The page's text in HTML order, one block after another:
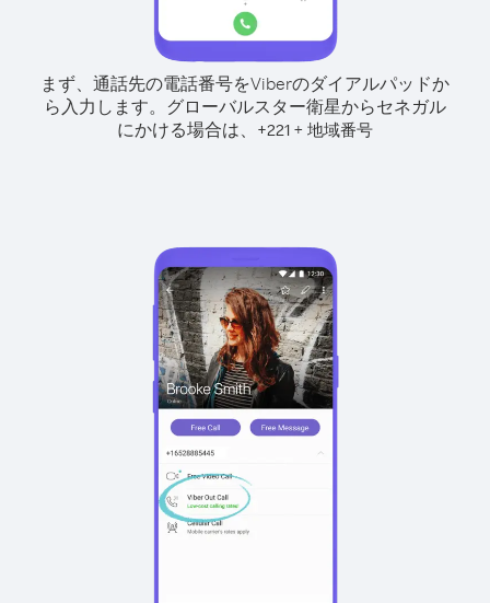
まず、通話先の電話番号をViberのダイアルパッドか
ら入力します。 グローバルスター衛星からセネガル
にかける場合は、 +221 + 地域番号